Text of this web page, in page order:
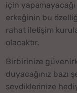
için
erkeğinin bu
rahat iletişim
olacaktır.
Birbirinize
duyacağınız bazı
sevdiklerinize